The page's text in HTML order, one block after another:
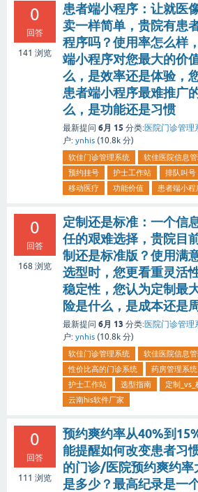
0
回答
141 浏览
患者端小程序：让就医
卖一样简单，贵院有患
程序吗？使用率怎么样
端小程序对您最大的价
么，是效率还是体验，
患者端小程序最难推广
么，是功能还是习惯
最新提问 6月 15 分类:医院门诊管理
户: ynhis (10.8k 分)
软佳门诊管理系统
软佳医院信息
预约挂号
护士工作站
排队叫号
移动医疗
功能价值 患者端小程
0
回答
168 浏览
定制还是标准：一个信
任的艰难选择，贵院目
制还是标准版？使用满
选型时，您更看重灵活
稳定性，您认为定制最
险是什么，是成本还是
最新提问 6月 13 分类:医院门诊管理
户: ynhis (10.8k 分)
软佳门诊管理系统
软佳医院信息
性价比高的门诊系统
药房管理系统
护士工作站
选型指南
定制_vs_
云南his软件厂家
0
回答
111 浏览
预约爽约率从40%到
能提醒如何改变患者习
的门诊/医院预约爽约率
是多少？最高纪录是一